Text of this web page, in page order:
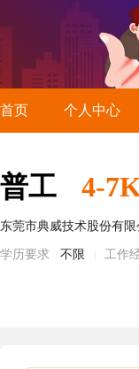
首页 个人中心
普工 4-
东莞市典威技术股份有限
学历要求 不限 工作